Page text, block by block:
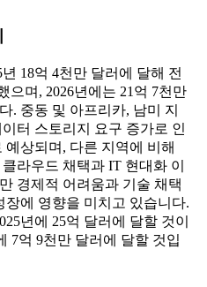
18억 4천만 달러에 달해 전
으며, 2026년에는 21억 7천만
. 중동 및 아프리카, 남미 지
터 스토리지 요구 증가로 인
상되며, 다른 지역에 비해
라우드 채택과 IT 현대화 이
경제적 어려움과 기술 채택
에 영향을 미치고 있습니다.
년에 25억 달러에 달할 것이
7억 9천만 달러에 달할 것입